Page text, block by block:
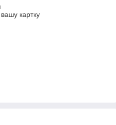
картку